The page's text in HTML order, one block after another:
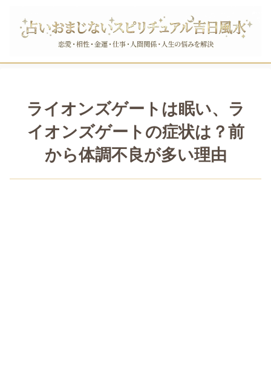
ライオンズゲートは眠い、ラ
イオンズゲートの症状は？前
から体調不良が多い理由